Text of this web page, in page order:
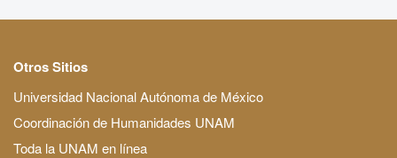
Otros Sitios
Universidad Nacional Autónoma de México
Coordinación de Humanidades UNAM
Toda la UNAM en línea